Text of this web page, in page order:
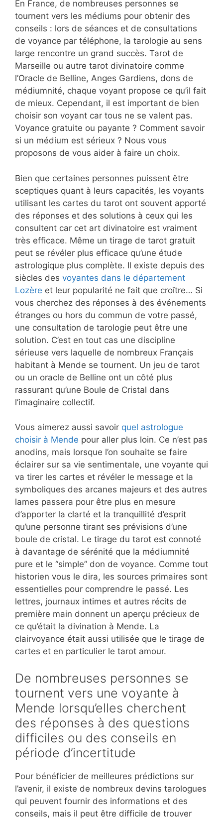
En France, de nombreuses personnes se
tournent vers les médiums pour obtenir des
conseils : lors de séances et de consultations
de voyance par téléphone, la tarologie au sens
large rencontre un grand succès. Tarot de
Marseille ou autre tarot divinatoire comme
l’Oracle de Belline, Anges Gardiens, dons de
médiumnité, chaque voyant propose ce qu’il fait
de mieux. Cependant, il est important de bien
choisir son voyant car tous ne se valent pas.
Voyance gratuite ou payante ? Comment savoir
si un médium est sérieux ? Nous vous
proposons de vous aider à faire un choix.
Bien que certaines personnes puissent être
sceptiques quant à leurs capacités, les voyants
utilisant les cartes du tarot ont souvent apporté
des réponses et des solutions à ceux qui les
consultent car cet art divinatoire est vraiment
très efficace. Même un tirage de tarot gratuit
peut se révéler plus efficace qu’une étude
astrologique plus complète. Il existe depuis des
siècles des voyantes dans le département
Lozère et leur popularité ne fait que croître… Si
vous cherchez des réponses à des événements
étranges ou hors du commun de votre passé,
une consultation de tarologie peut être une
solution. C’est en tout cas une discipline
sérieuse vers laquelle de nombreux Français
habitant à Mende se tournent. Un jeu de tarot
ou un oracle de Belline ont un côté plus
rassurant qu’une Boule de Cristal dans
l’imaginaire collectif.
Vous aimerez aussi savoir quel astrologue
choisir à Mende pour aller plus loin. Ce n’est pas
anodins, mais lorsque l’on souhaite se faire
éclairer sur sa vie sentimentale, une voyante qui
va tirer les cartes et révéler le message et la
symboliques des arcanes majeurs et des autres
lames passera pour être plus en mesure
d’apporter la clarté et la tranquillité d’esprit
qu’une personne tirant ses prévisions d’une
boule de cristal. Le tirage du tarot est connoté
à davantage de sérénité que la médiumnité
pure et le “simple” don de voyance. Comme tout
historien vous le dira, les sources primaires sont
essentielles pour comprendre le passé. Les
lettres, journaux intimes et autres récits de
première main donnent un aperçu précieux de
ce qu’était la divination à Mende. La
clairvoyance était aussi utilisée que le tirage de
cartes et en particulier le tarot amour.
De nombreuses personnes se
tournent vers une voyante à
Mende lorsqu’elles cherchent
des réponses à des questions
difficiles ou des conseils en
période d’incertitude
Pour bénéficier de meilleures prédictions sur
l’avenir, il existe de nombreux devins tarologues
qui peuvent fournir des informations et des
conseils, mais il peut être difficile de trouver